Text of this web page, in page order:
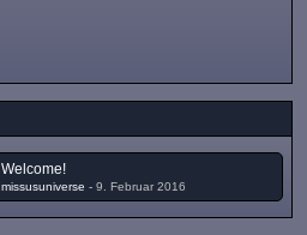
Welcome!
missusuniverse -9. Februar 2016